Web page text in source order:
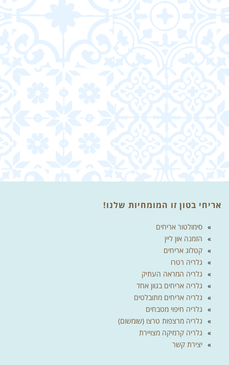
אריחי בטון זו המומחיות שלנו!
סימולטור אריחים
הזמנה און ליין
קטלוג אריחים
גלריה רטרו
גלריה המראה העתיק
גלריה אריחים בגוון אחד
גלריה אריחים מתובלטים
גלריה חיפוי מטבחים
גלריה מרצפות טרצו (שומשום)
גלריה קרמיקה מצויירת
יצירת קשר